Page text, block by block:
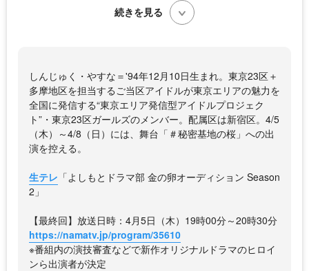
続きを見る
しんじゅく・やすな＝'94年12月10日生まれ。東京23区＋
多摩地区を担当するご当区アイドルが東京エリアの魅力を
全国に発信する“東京エリア発信型アイドルプロジェク
ト”・東京23区ガールズのメンバー。配属区は新宿区。4/5
（木）～4/8（日）には、舞台「＃秘密基地の桜」への出
演を控える。
生テレ 「よしもとドラマ部 金の卵オーディション Season
2」
【最終回】放送日時：4月5日（木）19時00分～20時30分
https://namatv.jp/program/35610
※番組内の演技審査などで新作オリジナルドラマのヒロイ
ンら出演者が決定